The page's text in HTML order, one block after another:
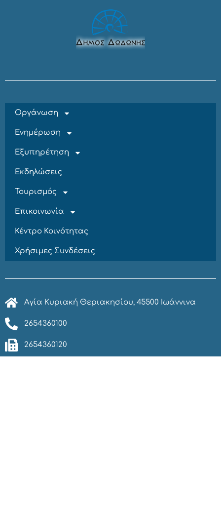
Οργάνωση
Ενημέρωση
Εξυπηρέτηση
Εκδηλώσεις
Τουρισμός
Επικοινωνία
Κέντρο Κοινότητας
Χρήσιμες Συνδέσεις
Αγία Κυριακή Θεριακησίου, 45500 Ιωάννινα
2654360100
2654360120